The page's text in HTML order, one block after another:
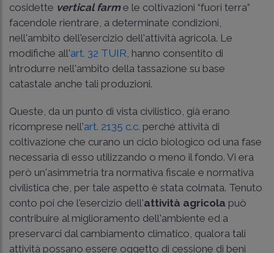
cosidette vertical farme le coltivazioni “fuori terra”
facendole rientrare, a determinate condizioni,
nell'ambito dell'esercizio dell'attività agricola. Le
modifiche all'art. 32 TUIR , hanno consentito di
introdurre nell'ambito della tassazione su base
catastale anche tali produzioni.
Queste, da un punto di vista civilistico, già erano
ricomprese nell'art. 2135 c.c. perché attività di
coltivazione che curano un ciclo biologico od una fase
necessaria di esso utilizzando o meno il fondo. Vi era
però un'asimmetria tra normativa fiscale e normativa
civilistica che, per tale aspetto è stata colmata. Tenuto
conto poi che l'esercizio dell'attività agricola può
contribuire al miglioramento dell'ambiente ed a
preservarci dal cambiamento climatico, qualora tali
attività possano essere oggetto di cessione di beni